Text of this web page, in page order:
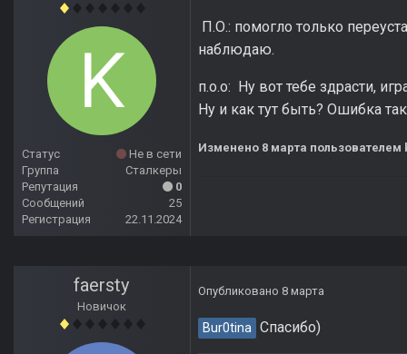
Статус
Не в сети
Группа
Сталкеры
Репутация
0
Сообщений
25
Регистрация
22.11.2024
П.О.: помогло только
наблюдаю.
п.о.о: Ну вот тебе здрасти,
Ну и как тут быть? Ошибка
Изменено 8 марта
faersty
Новичок
Опубликовано 8 марта
Bur0tina Спасибо)